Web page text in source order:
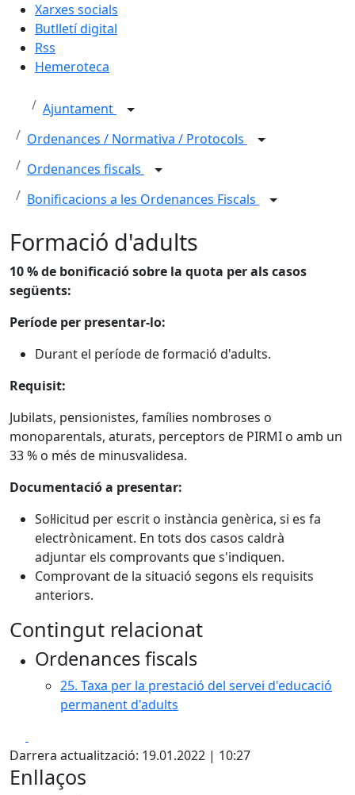
Xarxes socials
Butlletí digital
Rss
Hemeroteca
Ajuntament
Ordenances / Normativa / Protocols
Ordenances fiscals
Bonificacions a les Ordenances Fiscals
Formació d'adults
10 % de bonificació sobre la quota per als casos
següents:
Període per presentar-lo:
Durant el període de formació d'adults.
Requisit:
Jubilats, pensionistes, famílies nombroses o
monoparentals, aturats, perceptors de PIRMI o amb un
33 % o més de minusvalidesa.
Documentació a presentar:
Sol·licitud per escrit o instància genèrica, si es fa
electrònicament. En tots dos casos caldrà
adjuntar els comprovants que s'indiquen.
Comprovant de la situació segons els requisits
anteriors.
Contingut relacionat
Ordenances fiscals
25. Taxa per la prestació del servei d'educació
permanent d'adults
Darrera actualització: 19.01.2022 | 10:27
Enllaços